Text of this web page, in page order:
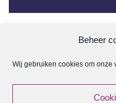
Beheer
Wij gebruiken cookies om onze
ANBI